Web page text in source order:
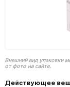
Внешний вид упаковки
от фото на сайте.
Действующее